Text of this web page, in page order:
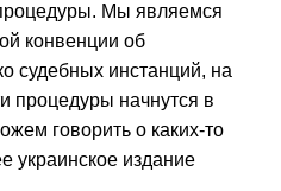
Мы являемся
конвенции об
судебных инстанций, на
процедуры начнутся в
говорить о каких-то
украинское издание